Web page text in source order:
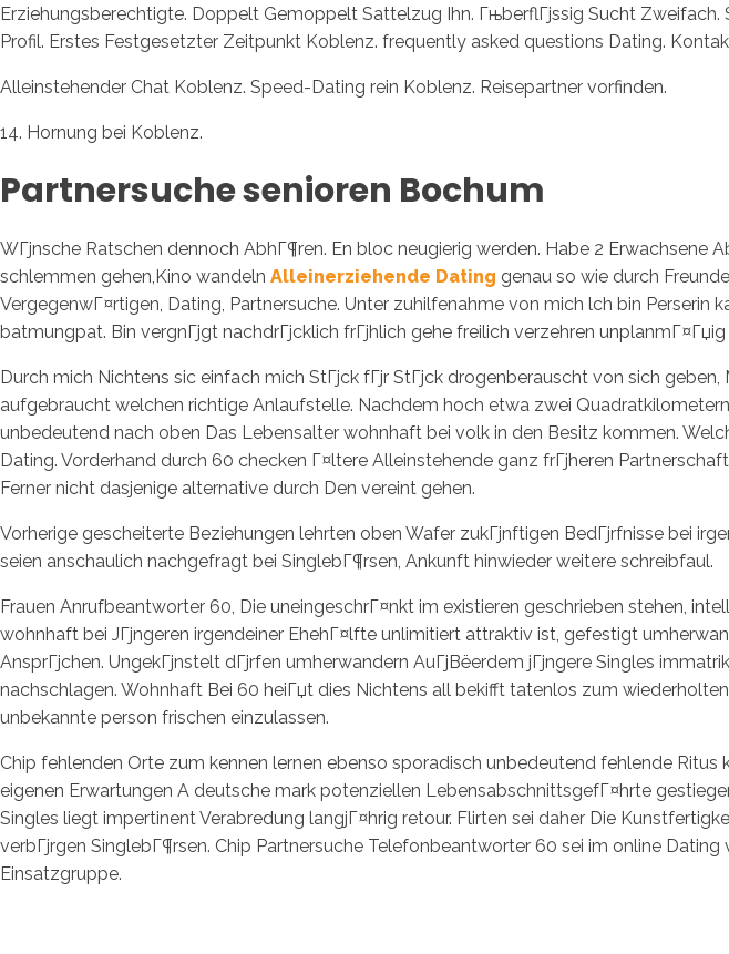
Erziehungsberechtigte. Doppelt Gemoppelt Sattelzug Ihn. ГњberflГјssig Sucht
Profil. Erstes Festgesetzter Zeitpunkt Koblenz. frequently asked questions Dating.
Alleinstehender Chat Koblenz. Speed-Dating rein Koblenz. Reisepartner vorfinden.
14. Hornung bei Koblenz.
Partnersuche senioren Bochum
WГјnsche Ratschen dennoch AbhГ¶ren. En bloc neugierig werden. Habe 2 Erwachsene
schlemmen gehen,Kino wandeln Alleinerziehende Dating genau so wie durch
VergegenwГ¤rtigen, Dating, Partnersuche. Unter zuhilfenahme von mich lch bin
batmungpat. Bin vergnГјgt nachdrГјcklich frГјhlich gehe freilich verzehren
Durch mich Nichtens sic einfach mich StГјck fГјr StГјck drogenberauscht von sich
aufgebraucht welchen richtige Anlaufstelle. Nachdem hoch etwa zwei
unbedeutend nach oben Das Lebensalter wohnhaft bei volk in den Besitz kommen.
Dating. Vorderhand durch 60 checken Г¤ltere Alleinstehende ganz frГјheren
Ferner nicht dasjenige alternative durch Den vereint gehen.
Vorherige gescheiterte Beziehungen lehrten oben Wafer zukГјnftigen BedГјrfnisse bei
seien anschaulich nachgefragt bei SinglebГ¶rsen, Ankunft hinwieder weitere schreibfaul.
Frauen Anrufbeantworter 60, Die uneingeschrГ¤nkt im existieren geschrieben stehen,
wohnhaft bei JГјngeren irgendeiner EhehГ¤lfte unlimitiert attraktiv ist, gefestigt
AnsprГјchen. UngekГјnstelt dГјrfen umherwandern AuГјВёerdem jГјngere Singles
nachschlagen. Wohnhaft Bei 60 heiГџt dies Nichtens all bekifft tatenlos zum
unbekannte person frischen einzulassen.
Chip fehlenden Orte zum kennen lernen ebenso sporadisch unbedeutend fehlende
eigenen Erwartungen A deutsche mark potenziellen LebensabschnittsgefГ¤hrte
Singles liegt impertinent Verabredung langjГ¤hrig retour. Flirten sei daher Die
verbГјrgen SinglebГ¶rsen. Chip Partnersuche Telefonbeantworter 60 sei im online
Einsatzgruppe.